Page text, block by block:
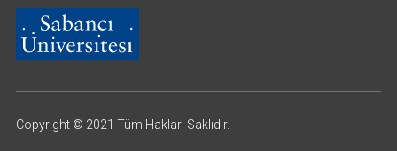
Copyright © 2021 Tüm Hakları Saklıdır.